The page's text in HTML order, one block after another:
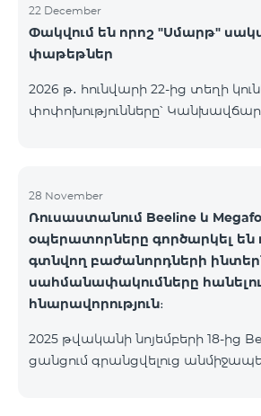
22 December
Փակվում են որոշ "Սմարթ"
փաթեթներ
2026 թ․ հունվարի 22-ից տեղի
փոփոխությունները՝
սակագնային փաթեթին, որի
կստանան անսահմանափակ
րոպե դեպի ՀՀ բոլոր ցանցեր,
Beeline և Tele2 ցանցեր, 500 SMS,
ռոումինգում, 60 TV ալիք։ «BeFree
սակագնային փաթեթի
սակագնային փաթեթը կդադարի
28 November
Ռուսաստանում Beeline և
օպերատորները գործարկել են
գտնվող բաժանորդների
սահմանափակումները հանելու
հնարավորություն։
2025 թվականի նոյեմբերի 18-ից
ցանցում գրանցվելուց